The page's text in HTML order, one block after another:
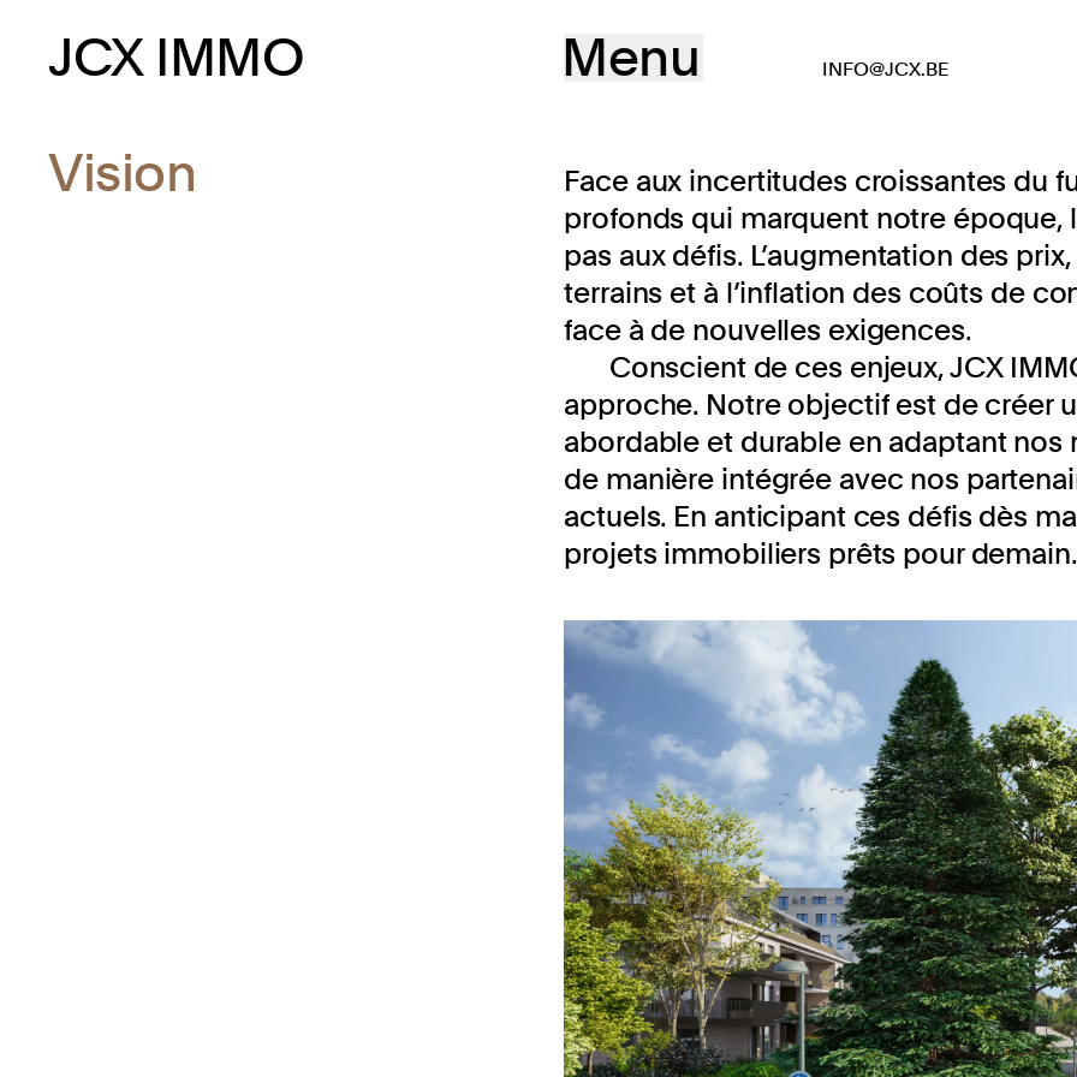
JCX IMMO Menu INFO@JCX.BE
Vision
Face aux incertitudes croissantes du
profonds qui marquent notre époque,
pas aux défis. L’augmentation des
terrains et à l’inflation des coûts de
face à de nouvelles exigences.
Conscient de ces enjeux, JCX
approche. Notre objectif est de créer
abordable et durable en adaptant
de manière intégrée avec nos
actuels. En anticipant ces défis dès
projets immobiliers prêts pour demain.